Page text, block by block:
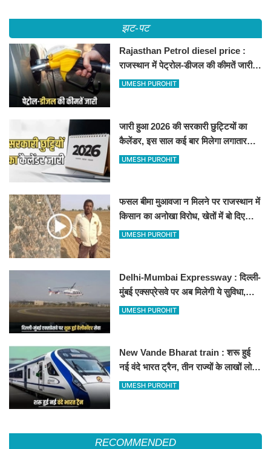
झट-पट
Rajasthan Petrol diesel price :
राजस्थान में पेट्रोल-डीजल की कीमतें जारी,
जानिए बीकानेर समेत पुरे प्रदेश में नए रेट
UMESH PUROHIT
जारी हुआ 2026 की सरकारी छुट्टियों का
कैलेंडर, इस साल कई बार मिलेगा लगातार
अवकाश, देखें
UMESH PUROHIT
फसल बीमा मुआवजा न मिलने पर राजस्थान में
किसान का अनोखा विरोध, खेतों में बो दिए
500-500 रुपए के नोट, वीडियो वायरल
UMESH PUROHIT
Delhi-Mumbai Expressway : दिल्ली-
मुंबई एक्सप्रेसवे पर अब मिलेगी ये सुविधा,
हेलीकॉप्टर सर्विस से तुरंत घायल पहुंचेगा
UMESH PUROHIT
New Vande Bharat train : शरू हुई
नई वंदे भारत ट्रैन, तीन राज्यों के लाखों लोगों
का सफर होगा आसान, देखें पूरा रूटमैप
UMESH PUROHIT
RECOMMENDED